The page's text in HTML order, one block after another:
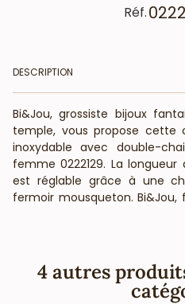
Réf.
DESCRIPTION
Bi&Jou, grossiste bijoux
temple, vous propose cette
inoxydable avec double-
femme 0222129. La
est réglable grâce à une
fermoir mousqueton. Bi&Jou,
que cette chaîne de cheville
(conformément aux lois
4 autres